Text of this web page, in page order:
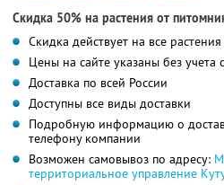
Скидка 50% на растения от
Скидка действует на все
Цены на сайте указаны без учета
Доставка по всей России
Доступны все виды доставки
Подробную информацию о
телефону компании
Возможен самовывоз по адресу:
территориальное управление